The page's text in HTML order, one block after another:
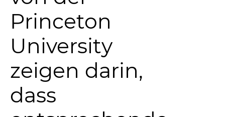
Princeton
University
zeigen darin,
dass